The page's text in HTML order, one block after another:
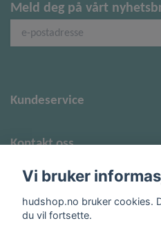
Meld deg på vårt
Kundeservice
Kontakt oss
Vi bruker
hudshop.no bruker cookies.
du vil fortsette.